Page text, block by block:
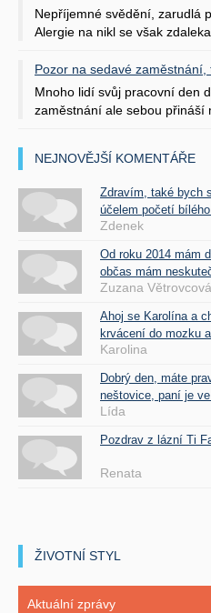
Nepříjemné svědění, zarudlá
Alergie na nikl se však
Pozor na sedavé
Mnoho lidí svůj pracovní den
zaměstnání ale sebou přináší
NEJNOVĚJŠÍ KOMENTÁŘE
Zdravím, také bych
účelem početí
Zdenek
Od roku 2014 mám
občas mám
Zuzana Větrovcová
Ahoj se Karolína a
krvácení do mozku
Karolina
Dobrý den, máte
neštovice, paní je
Lída
Pozdrav z lázní Ti
Renata
ŽIVOTNÍ STYL
Aktuální zprávy